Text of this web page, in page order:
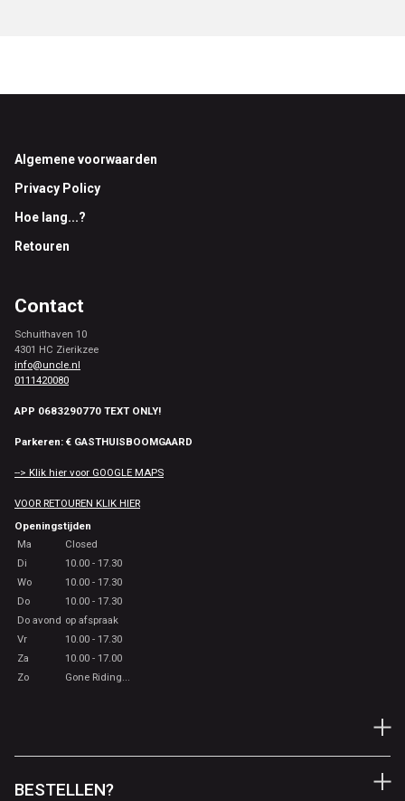
Footer
Algemene voorwaarden
Privacy Policy
Hoe lang...?
Retouren
Contact
Schuithaven 10
4301 HC Zierikzee
info@uncle.nl
0111420080
APP 0683290770 TEXT ONLY!
Parkeren: € GASTHUISBOOMGAARD
--> Klik hier voor GOOGLE MAPS
VOOR RETOUREN KLIK HIER
Openingstijden
Ma
Closed
Di
10.00 - 17.30
Wo
10.00 - 17.30
Do
10.00 - 17.30
Do avond op afspraak
Vr
10.00 - 17.30
Za
10.00 - 17.00
Zo
Gone Riding...
BESTELLEN?